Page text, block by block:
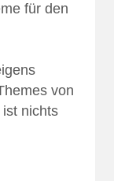
für den
von
ist nichts